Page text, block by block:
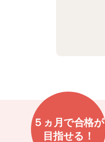
５ヵ月で合格が
目指せる！